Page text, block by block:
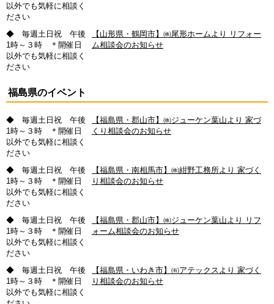
以外でも気軽に相談く
ださい
◆ 毎週土日祝 午後
1時～３時 ＊開催日
以外でも気軽に相談く
ださい
【山形県・鶴岡市】㈱尾形ホームより リフォー
ム相談会のお知らせ
福島県のイベント
◆ 毎週土日祝 午後
1時～３時 ＊開催日
以外でも気軽に相談く
ださい
【福島県・郡山市】㈱ジューケン葉山より 家づ
くり相談会のお知らせ
◆ 毎週土日祝 午後
1時～３時 ＊開催日
以外でも気軽に相談く
ださい
【福島県・南相馬市】㈱紺野工務所より 家づく
り相談会のお知らせ
◆ 毎週土日祝 午後
1時～３時 ＊開催日
以外でも気軽に相談く
ださい
【福島県・郡山市】㈱ジューケン葉山より リフ
ォーム相談会のお知らせ
◆ 毎週土日祝 午後
1時～３時 ＊開催日
以外でも気軽に相談く
【福島県・いわき市】㈲アテックスより 家づく
り相談会のお知らせ